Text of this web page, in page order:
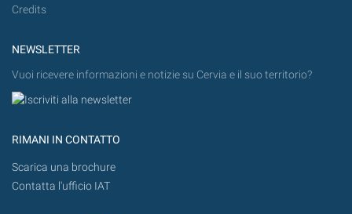
Credits
NEWSLETTER
Vuoi ricevere informazioni e notizie su Cervia e il suo territorio?
RIMANI IN CONTATTO
Scarica una brochure
Contatta l'ufficio IAT